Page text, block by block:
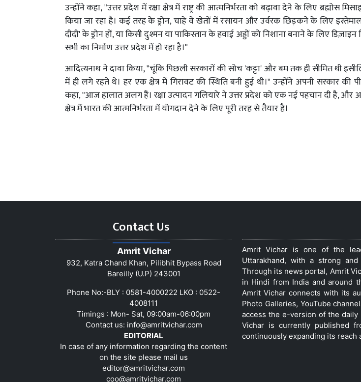
उन्होंने कहा, "उत्तर प्रदेश में रक्षा क्षेत्र में राष्ट्र की आत्मनिर्भरता को बढ़ावा देने के लिए ब्रह्मोस
किया जा रहा है। कई तरह के ड्रोन, चाहे वे खेतों में रसायन और उर्वरक छिड़कने के लिए इस्तेमाल
दीदी' के ड्रोन हों, या किसी दुश्मन या पाकिस्तान के हवाई अड्डों को निशाना बनाने के लिए डिज़ाइन
सभी का निर्माण उत्तर प्रदेश में हो रहा है।"
आदित्यनाथ ने दावा किया, "चूंकि पिछली सरकारों की सोच 'कट्टा' और बम तक ही सीमित थी
में ही लगे रहते थे। हर एक क्षेत्र में गिरावट की स्थिति बनी हुई थी।" उन्होंने अपनी सरकार की
कहा, "आज हालात अलग हैं। रक्षा उत्पादन गलियारे ने उत्तर प्रदेश को एक नई पहचान दी है, और
क्षेत्र में भारत की आत्मनिर्भरता में योगदान देने के लिए पूरी तरह से तैयार है।
Contact Us
Amrit Vichar
932, Katra Chand Khan, Pilibhit Bypass Road
Bareilly (U.P) 243001
Phone No:-BLY : 0581-4000222 LKO : 0522-
4008111
Timings : Mon- Sat, 09:00am-06:00pm
Contact us: info@amritvichar.com
EDITORIAL
In case of any information regarding the content
on the site please mail us
editor@amritvichar.com
coo@amritvichar.com
Amrit Vichar is one of the
Uttarakhand, with a strong
Through its news portal, Amrit
in Hindi from India and around
Amrit Vichar connects with its
Photo Galleries, YouTube
access the e-version of the
Vichar is currently published
continuously expanding its reach